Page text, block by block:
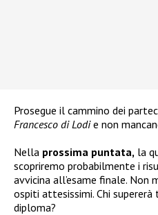
Prosegue il cammino dei
Francesco di Lodie non
Nella prossima puntata, la
scopriremo probabilmente i
avvicina all’esame finale. Non
ospiti attesissimi. Chi
diploma?